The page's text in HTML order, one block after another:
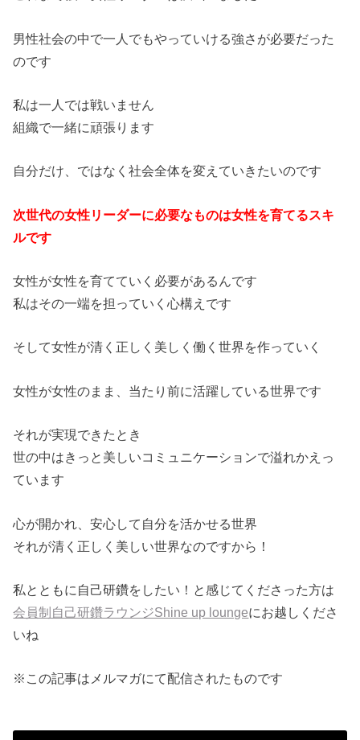
男性社会の中で一人でもやっていける強さが必要だった
のです
私は一人では戦いません
組織で一緒に頑張ります
自分だけ、ではなく社会全体を変えていきたいのです
次世代の女性リーダーに必要なものは女性を育てるスキ
ルです
女性が女性を育てていく必要があるんです
私はその一端を担っていく心構えです
そして女性が清く正しく美しく働く世界を作っていく
女性が女性のまま、当たり前に活躍している世界です
それが実現できたとき
世の中はきっと美しいコミュニケーションで溢れかえっ
ています
心が開かれ、安心して自分を活かせる世界
それが清く正しく美しい世界なのですから！
私とともに自己研鑽をしたい！と感じてくださった方は
会員制自己研鑽ラウンジShine up loungeにお越しくださ
いね
※この記事はメルマガにて配信されたものです